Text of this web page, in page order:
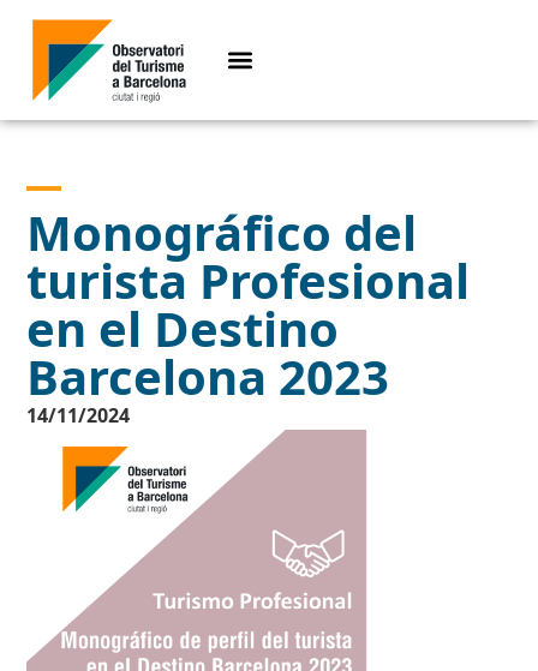
Monográfico del
turista Profesional
en el Destino
Barcelona 2023
14/11/2024